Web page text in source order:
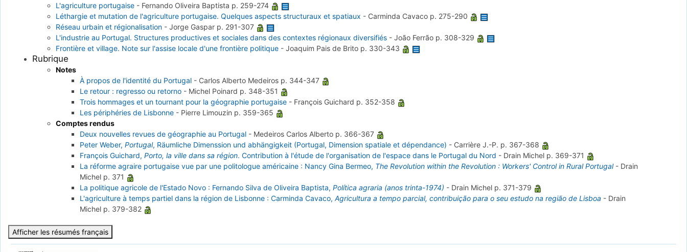
L'agriculture portugaise - Fernando Oliveira Baptista p. 259-274
Léthargie et mutation de l'agriculture portugaise. Quelques aspects structuraux et spatiaux - Carminda Cavaco p. 275-290
Réseau urbain et régionalisation -Jorge Gaspar p. 291-307
L'industrie au Portugal. Structures productives et sociales dans des contextes régionaux diversifiés -João Ferrão p. 308-329
Frontière et village. Note sur l'assise locale d'une frontière politique -Joaquim Pais de Brito p. 330-343
Rubrique
Notes
À propos de l'identité du Portugal- Carlos Alberto Medeiros p. 344-347
Le retour : regresso ou retorno- Michel Poinard p. 348-351
Trois hommages et un tournant pour la géographie portugaise- François Guichard p. 352-358
Les périphéries de Lisbonne- Pierre Limouzin p. 359-365
Comptes rendus
Deux nouvelles revues de géographie au Portugal- Medeiros Carlos Alberto p. 366-367
Peter Weber, Portugal, Räumliche Dimenssion und abhängigkeit (Portugal, Dimension spatiale et dépendance) - Carrière J.-P. p. 367-368
François Guichard, Porto, la ville dans sa région. Contribution à l'étude de l'organisation de l'espace dans le Portugal du Nord - Drain Michel p. 369-371
La réforme agraire portugaise vue par une politologue américaine : Nancy Gina Bermeo, The Revolution within the Revolution : Workers' Control in Rural Portugal- Drain
Michel p. 371
La politique agricole de l'Estado Novo : Fernando Silva de Oliveira Baptista, Política agraria (anos trinta-1974) - Drain Michel p. 371-379
L'agriculture à temps partiel dans la région de Lisbonne : Carminda Cavaco, Agricultura a tempo parcial, contribuição para o seu estudo na região de Lisboa - Drain
Michel p. 379-382
Afficher les résumés français